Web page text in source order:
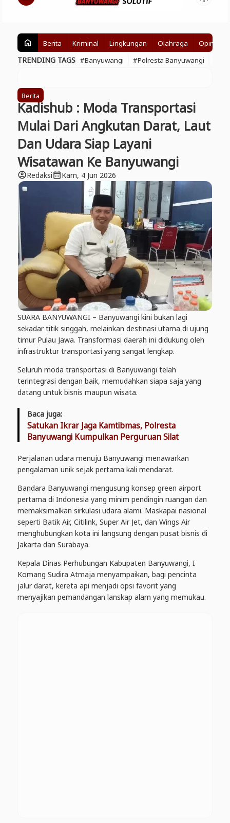
home Berita Kriminal Lingkungan Olahraga Opini
TRENDING TAGS #Banyuwangi #Polresta Banyuwangi
Berita
Kadishub : Moda Transportasi
Mulai Dari Angkutan Darat, Laut
Dan Udara Siap Layani
Wisatawan Ke Banyuwangi
account_circleRedaksicalendar_monthKam, 4 Jun 2026
SUARA BANYUWANGI – Banyuwangi kini bukan lagi
sekadar titik singgah, melainkan destinasi utama di ujung
timur Pulau Jawa. Transformasi daerah ini didukung oleh
infrastruktur transportasi yang sangat lengkap.
Seluruh moda transportasi di Banyuwangi telah
terintegrasi dengan baik, memudahkan siapa saja yang
datang untuk bisnis maupun wisata.
Baca juga:
Satukan Ikrar Jaga Kamtibmas, Polresta
Banyuwangi Kumpulkan Perguruan Silat
Perjalanan udara menuju Banyuwangi menawarkan
pengalaman unik sejak pertama kali mendarat.
Bandara Banyuwangi mengusung konsep green airport
pertama di Indonesia yang minim pendingin ruangan dan
memaksimalkan sirkulasi udara alami. Maskapai nasional
seperti Batik Air, Citilink, Super Air Jet, dan Wings Air
menghubungkan kota ini langsung dengan pusat bisnis di
Jakarta dan Surabaya.
Kepala Dinas Perhubungan Kabupaten Banyuwangi, I
Komang Sudira Atmaja menyampaikan, bagi pencinta
jalur darat, kereta api menjadi opsi favorit yang
menyajikan pemandangan lanskap alam yang memukau.